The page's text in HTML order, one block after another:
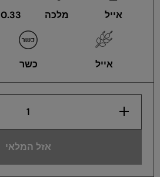
אייל מלכה 0.33 ליטר
אייל כשר
הגדלת
כמות
לבקבוק
אזל המלאי